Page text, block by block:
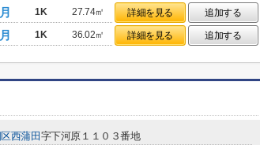
1K 27.74㎡ 詳細を見る
追加する
1K 36.02㎡ 詳細を見る 追加する
西蒲田 字下河原１１０３番地